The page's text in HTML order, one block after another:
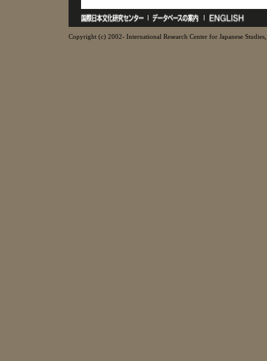
Copyright (c) 2002- International Research Center for Japanese